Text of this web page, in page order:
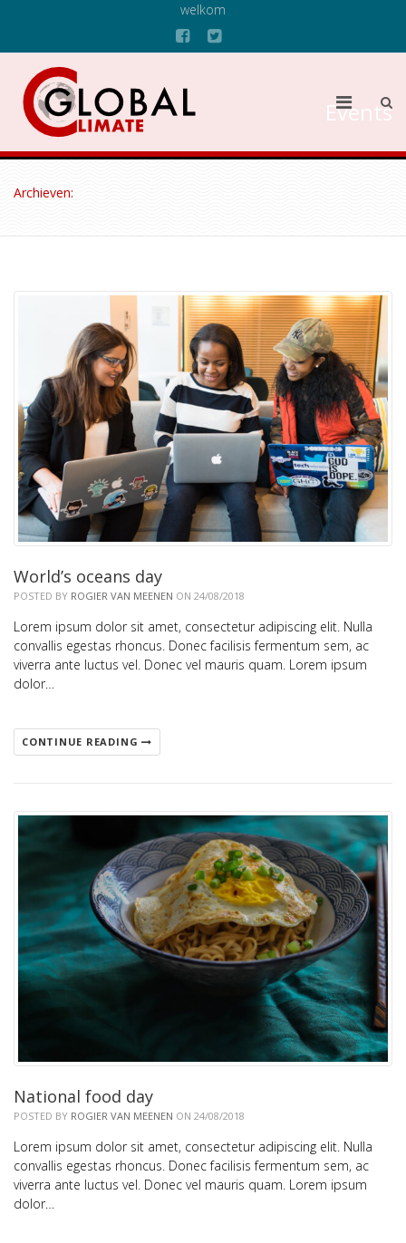
welkom
Events
Archieven:
World’s oceans day
POSTED BY ROGIER VAN MEENEN ON 24/08/2018
Lorem ipsum dolor sit amet, consectetur adipiscing elit. Nulla
convallis egestas rhoncus. Donec facilisis fermentum sem, ac
viverra ante luctus vel. Donec vel mauris quam. Lorem ipsum
dolor…
CONTINUE READING
National food day
POSTED BY ROGIER VAN MEENEN ON 24/08/2018
Lorem ipsum dolor sit amet, consectetur adipiscing elit. Nulla
convallis egestas rhoncus. Donec facilisis fermentum sem, ac
viverra ante luctus vel. Donec vel mauris quam. Lorem ipsum
dolor…